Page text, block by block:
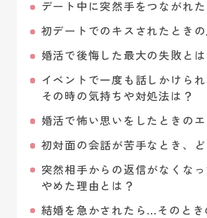
デート中に突然手をつながれた
初デートでのキスされたとき
婚活で後悔した最大の失敗とは
イベントで一度も話しかけら
その時の気持ちや対処法は？
婚活で怖い思いをしたときの
初対面の会話が苦手なとき、
突然相手からの返信がなくな
やめた理由とは？
結婚を急かされたら…そのとき